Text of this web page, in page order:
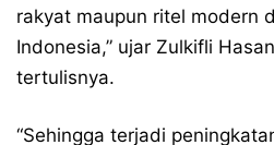
rakyat maupun ritel modern
Indonesia,” ujar Zulkifli
tertulisnya.
“Sehingga terjadi